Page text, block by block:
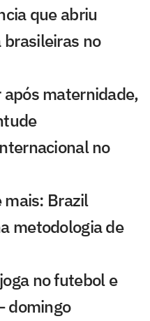
que abriu
brasileiras no
maternidade,
no
mais: Brazil
metodologia de
no futebol e
domingo